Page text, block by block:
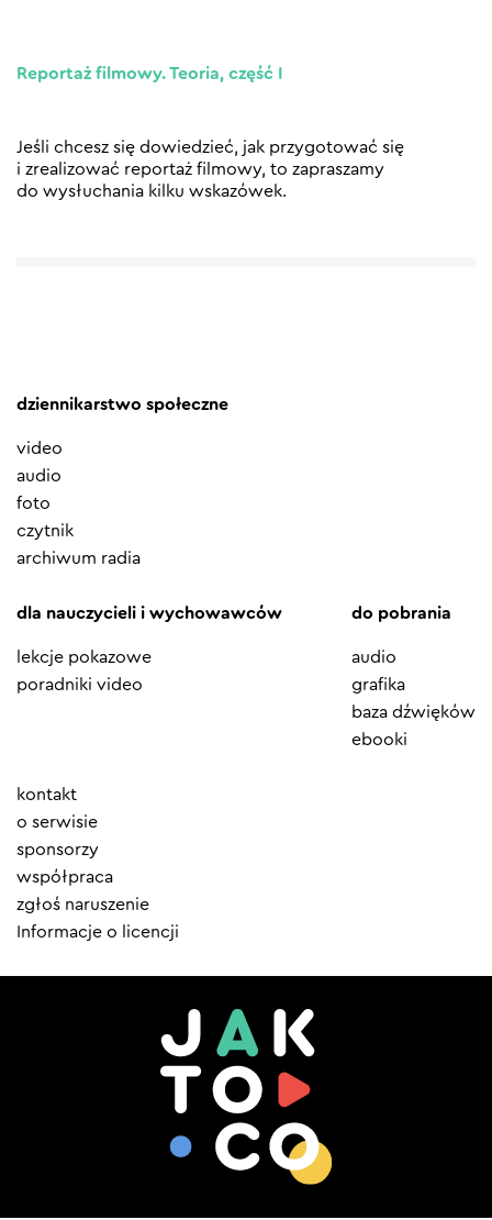
Reportaż filmowy. Teoria, część I
Jeśli chcesz się dowiedzieć, jak przygotować się
i zrealizować reportaż filmowy, to zapraszamy
do wysłuchania kilku wskazówek.
dziennikarstwo społeczne
video
audio
foto
czytnik
archiwum radia
dla nauczycieli i wychowawców
lekcje pokazowe
poradniki video
do pobrania
audio
grafika
baza dźwięków
ebooki
Element
menu
kontakt
o serwisie
sponsorzy
współpraca
zgłoś naruszenie
Informacje o licencji